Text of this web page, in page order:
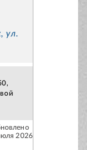
ул.
2026